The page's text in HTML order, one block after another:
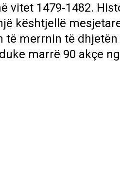
vitet 1479-1482.
kështjellë
të merrnin të
marrë 90 akçe